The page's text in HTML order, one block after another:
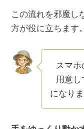
この流れを邪魔し
方が役に立ちます。
スマ
用意
になりま